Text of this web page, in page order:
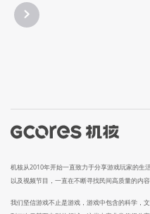
机核从2010年开始一直致力于分享游戏玩家的生
以及视频节目，一直在不断寻找民间高质量的内容
我们坚信游戏不止是游戏，游戏中包含的科学，